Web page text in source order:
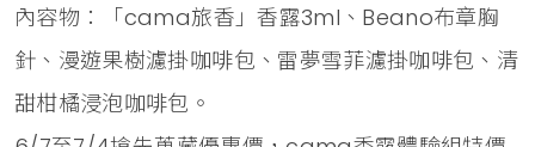
內容物：「cama旅香」香露3ml、Beano布章胸
針、漫遊果樹濾掛咖啡包、雷夢雪菲濾掛咖啡包、清
甜柑橘浸泡咖啡包。